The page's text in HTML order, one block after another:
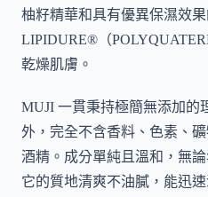
柚籽精華和具有優異保濕效果
LIPIDURE®（
乾燥肌膚。
MUJI 一貫秉持極簡無添加的
外，完全不含香料、色素、
酒精。成分單純且溫和，無
它的質地清爽不油膩，能迅